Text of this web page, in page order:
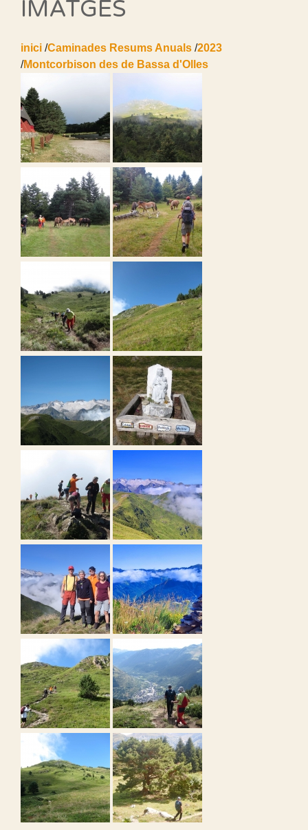
IMATGES
inici /Caminades Resums Anuals /2023
/Montcorbison des de Bassa d'Olles